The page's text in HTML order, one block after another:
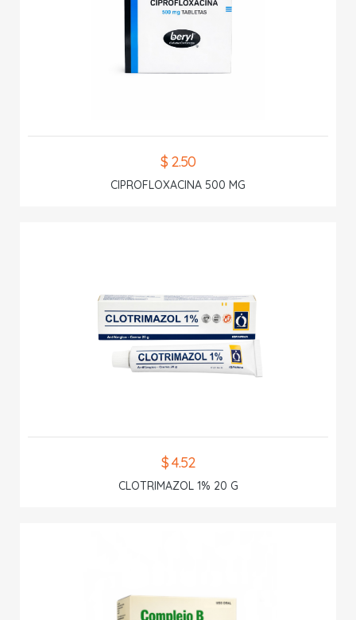
$ 2.50
CIPROFLOXACINA 500 MG
$ 4.52
CLOTRIMAZOL 1% 20 G